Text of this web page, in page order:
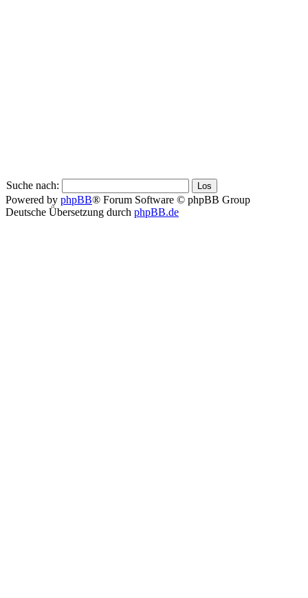
Suche nach:
Powered by phpBB® Forum Software © phpBB Group
Deutsche Übersetzung durch phpBB.de